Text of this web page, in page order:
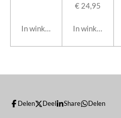
In winkelwagen
€ 24,95
In winkelwagen
Delen Deel Share Delen